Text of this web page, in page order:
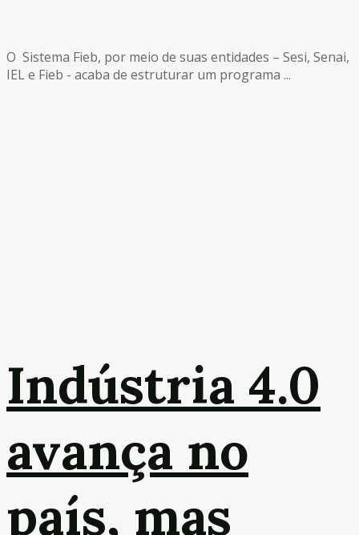
O Sistema Fieb, por meio de suas entidades – Sesi, Senai,
IEL e Fieb - acaba de estruturar um programa ...
Indústria 4.0
avança no
país, mas